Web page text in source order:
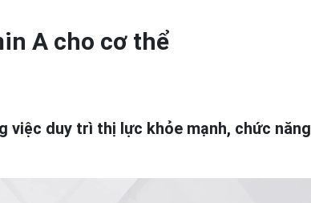
A cho cơ thể
duy trì thị lực khỏe mạnh, chức năng